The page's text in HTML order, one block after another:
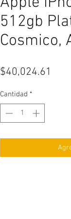
512gb
Cosmico,
$40,024.61
Cantidad *